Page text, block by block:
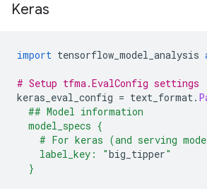
Keras
import tensorflow_model_analysis
# Setup tfma.EvalConfig settings
keras_eval_config = text_format.
## Model information
model_specs {
# For keras (and serving
label_key: "big_tipper"
}